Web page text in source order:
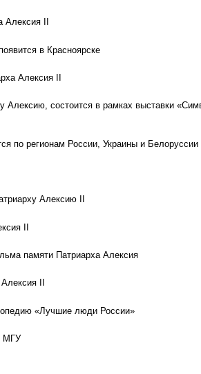
Алексия II
в Красноярске
Алексия II
Алексию, состоится в рамках выставки
по регионам России, Украины и Белоруссии
Алексию II
II
памяти Патриарха Алексия
II
«Лучшие люди России»
МГУ